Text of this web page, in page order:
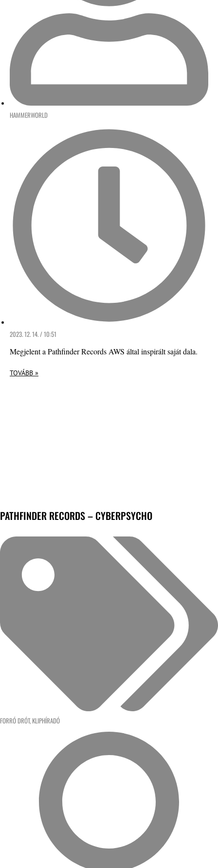
HAMMERWORLD
2023. 12. 14. / 10:51
Megjelent a Pathfinder Records AWS által inspirált saját dala.
TOVÁBB »
PATHFINDER RECORDS – CYBERPSYCHO
FORRÓ DRÓT, KLIPHÍRADÓ